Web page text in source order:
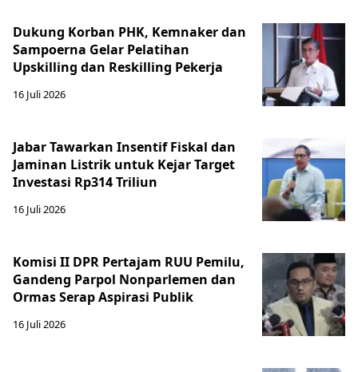
Dukung Korban PHK, Kemnaker dan
Sampoerna Gelar Pelatihan
Upskilling dan Reskilling Pekerja
16 Juli 2026
Jabar Tawarkan Insentif Fiskal dan
Jaminan Listrik untuk Kejar Target
Investasi Rp314 Triliun
16 Juli 2026
Komisi II DPR Pertajam RUU Pemilu,
Gandeng Parpol Nonparlemen dan
Ormas Serap Aspirasi Publik
16 Juli 2026